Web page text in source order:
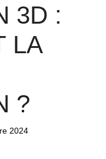
3D :
LA
?
2024